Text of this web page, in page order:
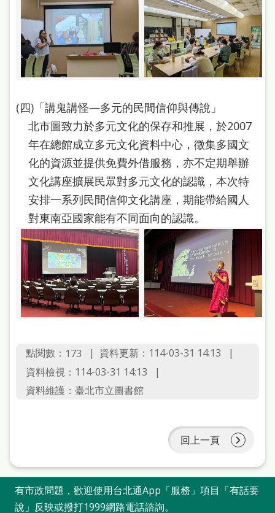
(四)「講鬼講怪—多元的民間信仰與傳說」
北市圖致力於多元文化的保存和推展，於2007
年在總館成立多元文化資料中心，徵集多國文
化的資源並提供免費外借服務，亦不定期舉辦
文化講座擴展民眾對多元文化的認識，本次特
安排一系列民間信仰文化講座，期能帶給國人
對東南亞國家能有不同面向的認識。
點閱數： 173
資料更新：114-03-31 14:13
資料檢視：114-03-31 14:13
資料維護：臺北市立圖書館
回上一頁
有市政問題，歡迎使用台北通App「服務」項目「有話要
說」反映或撥打1999網路電話諮詢。